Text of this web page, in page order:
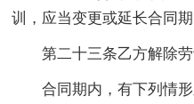
训，应当变更或延长合同期
第二十三条乙方解除
合同期内，有下列情